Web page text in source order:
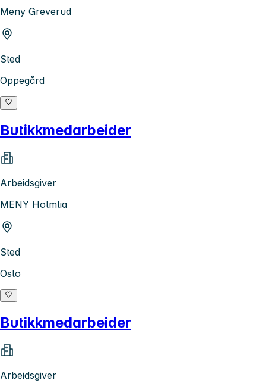
Meny Greverud
Sted
Oppegård
Butikkmedarbeider
Arbeidsgiver
MENY Holmlia
Sted
Oslo
Butikkmedarbeider
Arbeidsgiver